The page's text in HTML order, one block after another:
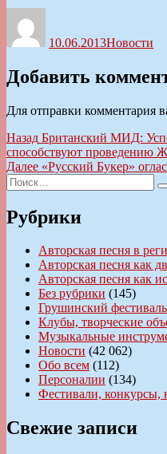
10.06.2013Новости
Добавить
Для отправки комментария
Навигация
по
записям
Назад Предыдущая
запись:
Британский МИД:
способствуют проведению
Далее Следующая
«Русский Букер»
Искать:
Рубрики
Авторская песня в
Авторская песня как
Авторская песня как
Без рубрики (145)
Грушинский фестиваль
Клубы, творческие
Музыкальные
Новости (42 062)
Обо всем (112)
Персоналии (134)
Фестивали, конкурсы,
Свежие записи